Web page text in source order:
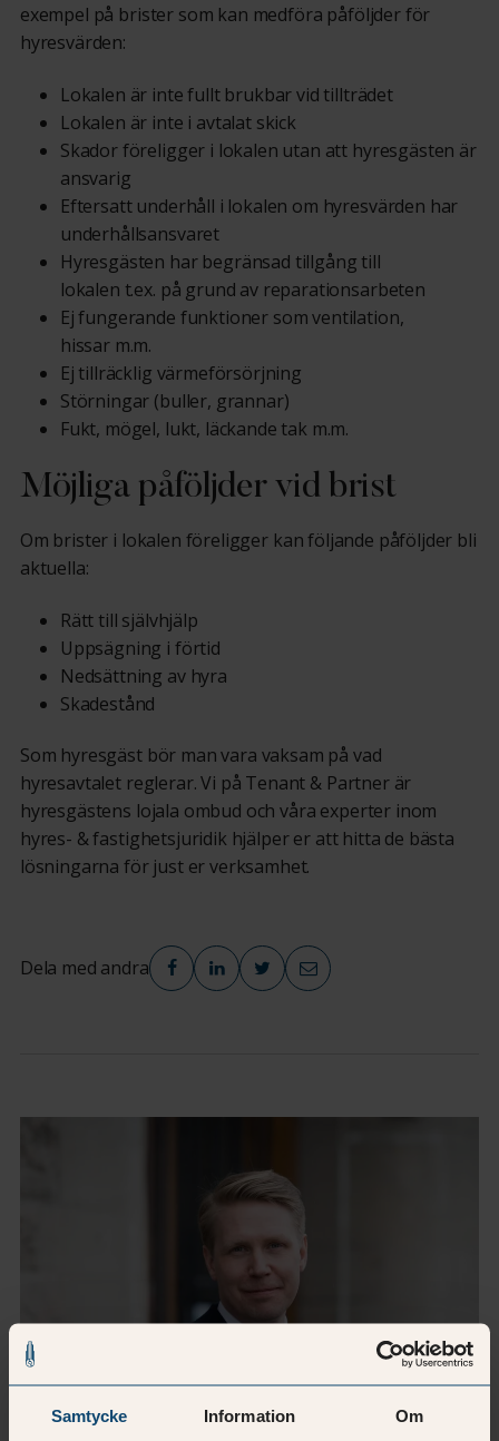
Samtycke Information Om
exempel på brister som kan medföra påföljder för
hyresvärden:
Lokalen är inte fullt brukbarvid tillträdet
Lokalen är inte i avtalat skick
Skador föreligger i lokalen utan att hyresgästen är
ansvarig
Eftersatt underhåll i lokalen om hyresvärden har
underhållsansvaret
Hyresgästen har begränsad tillgång till
lokalen t.ex. på grund avreparationsarbeten
Ej fungerande funktioner som ventilation,
hissar m.m.
Ej tillräcklig värmeförsörjning
Störningar (buller, grannar)
Fukt, mögel, lukt, läckande tak m.m.
Möjliga påföljder vid brist
Om brister i lokalen föreligger kanföljande påföljder bli
aktuella:
Rätt till självhjälp
Uppsägning i förtid
Nedsättning av hyra
Skadestånd
Som hyresgäst bör man vara vaksam på vad
hyresavtalet reglerar.Vi på Tenant & Partner är
hyresgästens lojala ombud och våra experter inom
hyres- & fastighetsjuridik hjälper er att hitta de bästa
lösningarna för just er verksamhet.
Dela med andra